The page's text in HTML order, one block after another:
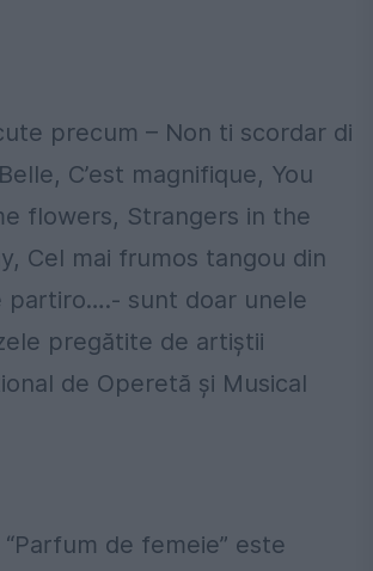
precum – Non ti scordar di
C’est magnifique, You
flowers, Strangers in the
Cel mai frumos tangou din
partiro….- sunt doar unele
pregătite de artiștii
de Operetă și Musical
de femeie” este